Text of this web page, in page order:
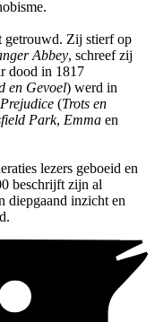
getrouwd. Zij stierf op
Abbey, schreef zij
dood in 1817
en Gevoel) werd in
(Trots en
Park, Emma en
lezers geboeid en
beschrijft zijn al
diepgaand inzicht en